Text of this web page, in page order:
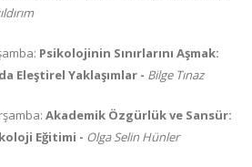
Psikolojinin Sınırlarını Aşmak:
Eleştirel Yaklaşımlar - Bilge Tınaz
Akademik Özgürlük ve Sansür:
Eğitimi - Olga Selin Hünler